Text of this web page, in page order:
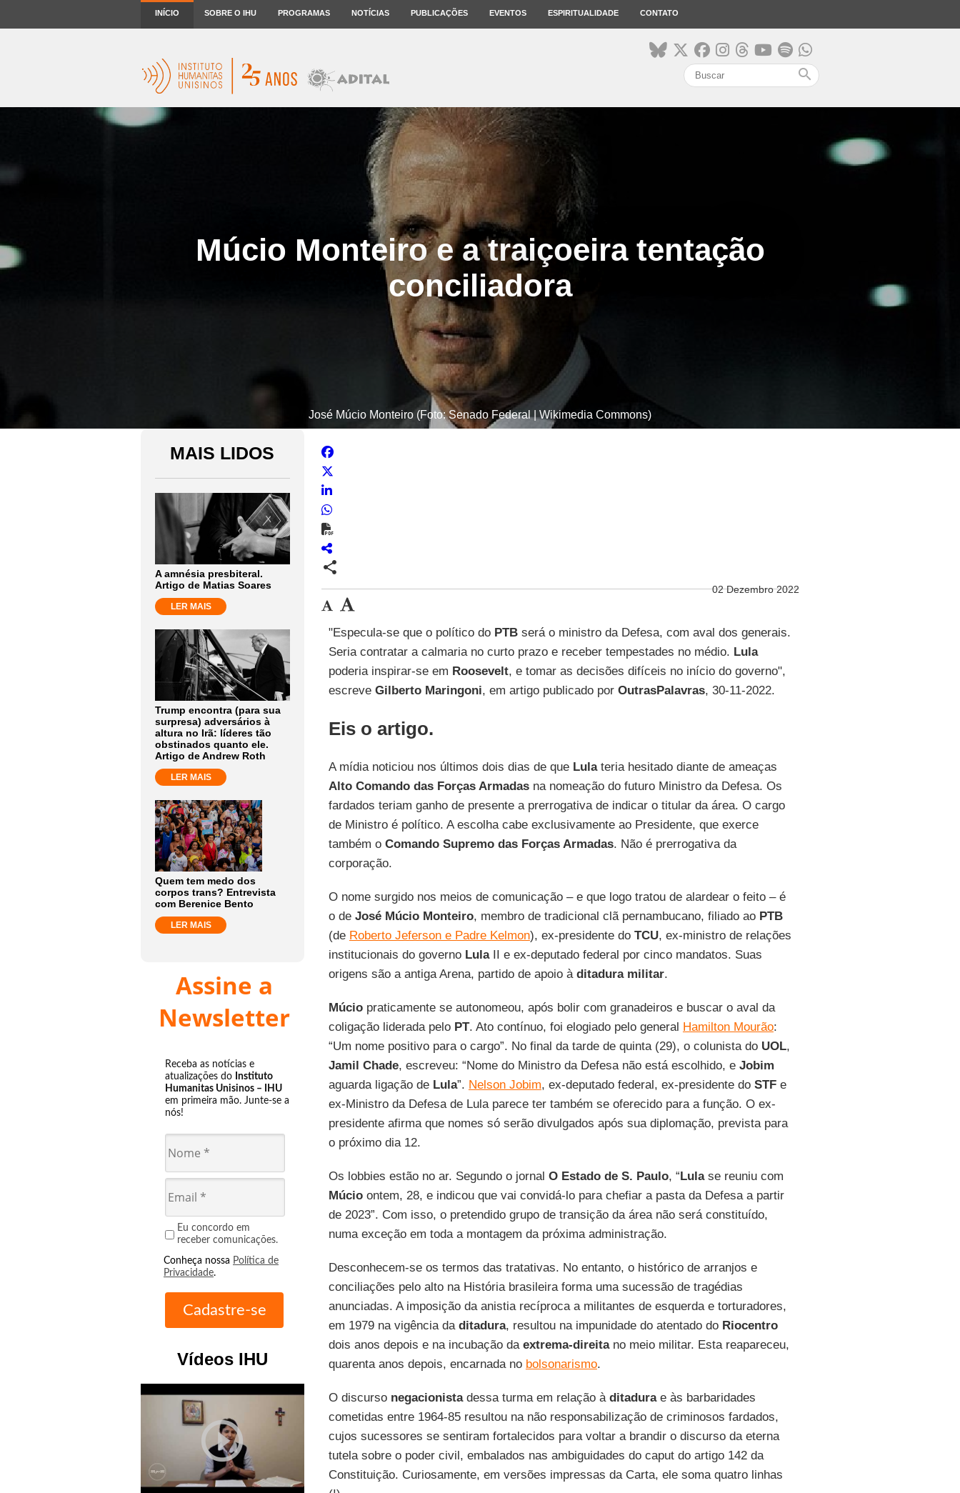
INÍCIO SOBRE O IHU PROGRAMAS NOTÍCIAS PUBLICAÇÕES EVENTOS ESPIRITUALIDADE CONTATO
search
Múcio Monteiro e a traiçoeira tentação
conciliadora
José Múcio Monteiro (Foto: Senado Federal | Wikimedia Commons)
MAIS LIDOS
A amnésia presbiteral.
Artigo de Matias Soares
LER MAIS
Trump encontra (para sua
surpresa) adversários à
altura no Irã: líderes tão
obstinados quanto ele.
Artigo de Andrew Roth
LER MAIS
Quem tem medo dos
corpos trans? Entrevista
com Berenice Bento
LER MAIS
Assine a
Newsletter
Receba as notícias e
atualizações do Instituto
Humanitas Unisinos – IHU
em primeira mão. Junte-se a
nós!
Eu concordo em
receber comunicações.
Conheça nossa Política de
Privacidade.
Vídeos IHU
play_circle_outline
share
02 Dezembro 2022
"Especula-se que o político do PTBserá o ministro da Defesa, com aval dos generais.
Seria contratar a calmaria no curto prazo e receber tempestades no médio. Lula
poderia inspirar-se em Roosevelt, e tomar as decisões difíceis no início do governo",
escreve Gilberto Maringoni, em artigo publicado por OutrasPalavras, 30-11-2022.
Eis o artigo.
A mídia noticiou nos últimos dois dias de que Lulateria hesitado diante de ameaças
Alto Comando das Forças Armadasna nomeação do futuro Ministro da Defesa. Os
fardados teriam ganho de presente a prerrogativa de indicar o titular da área. O cargo
de Ministro é político. A escolha cabe exclusivamente ao Presidente, que exerce
também o Comando Supremo das Forças Armadas. Não é prerrogativa da
corporação.
O nome surgido nos meios de comunicação – e que logo tratou de alardear o feito – é
o de José Múcio Monteiro, membro de tradicional clã pernambucano, filiado ao PTB
(de Roberto Jeferson e Padre Kelmon), ex-presidente do TCU, ex-ministro de relações
institucionais do governo LulaII e ex-deputado federal por cinco mandatos. Suas
origens são a antiga Arena, partido de apoio à ditadura militar.
Múciopraticamente se autonomeou, após bolir com granadeiros e buscar o aval da
coligação liderada pelo PT. Ato contínuo, foi elogiado pelo general Hamilton Mourão:
“Um nome positivo para o cargo”. No final da tarde de quinta (29), o colunista do UOL,
Jamil Chade, escreveu: “Nome do Ministro da Defesa não está escolhido, e Jobim
aguarda ligação de Lula”. Nelson Jobim, ex-deputado federal, ex-presidente do STFe
ex-Ministro da Defesa de Lula parece ter também se oferecido para a função. O ex-
presidente afirma que nomes só serão divulgados após sua diplomação, prevista para
o próximo dia 12.
Os lobbies estão no ar. Segundo o jornal O Estado de S. Paulo, “Lulase reuniu com
Múcioontem, 28, e indicou que vai convidá-lo para chefiar a pasta da Defesa a partir
de 2023”. Com isso, o pretendido grupo de transição da área não será constituído,
numa exceção em toda a montagem da próxima administração.
Desconhecem-se os termos das tratativas. No entanto, o histórico de arranjos e
conciliações pelo alto na História brasileira forma uma sucessão de tragédias
anunciadas. A imposição da anistia recíproca a militantes de esquerda e torturadores,
em 1979 na vigência da ditadura, resultou na impunidade do atentado do Riocentro
dois anos depois e na incubação da extrema-direitano meio militar. Esta reapareceu,
quarenta anos depois, encarnada no bolsonarismo.
O discurso negacionistadessa turma em relação à ditadurae às barbaridades
cometidas entre 1964-85 resultou na não responsabilização de criminosos fardados,
cujos sucessores se sentiram fortalecidos para voltar a brandir o discurso da eterna
tutela sobre o poder civil, embalados nas ambiguidades do caput do artigo 142 da
Constituição. Curiosamente, em versões impressas da Carta, ele soma quatro linhas